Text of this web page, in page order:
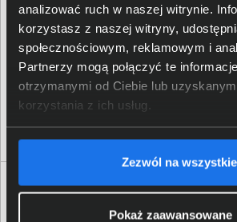
analizować ruch w naszej witrynie.
korzystasz z naszej witryny,
społecznościowym, reklamowym i
Partnerzy mogą połączyć te
otrzymanymi od Ciebie lub
korzystania z ich usług.
Zezwól na wszystkie
Pokaż zaawansowane
Zasilacz UPS APC scl500rmi1uc 500VA
3 581,00 zł